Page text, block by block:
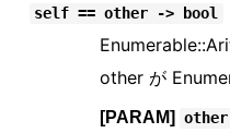
self == other -> bool
other が
[PARAM] other